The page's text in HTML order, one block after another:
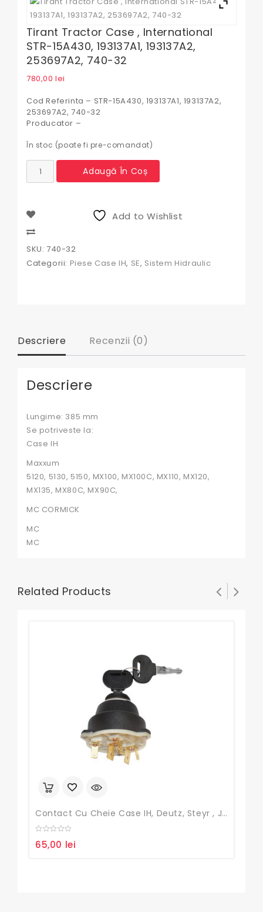
Tirant Tractor Case , International
STR-15A430, 193137A1, 193137A2,
253697A2, 740-32
780,00lei
Cod Referinta – STR-15A430, 193137A1, 193137A2,
253697A2, 740-32
Producator –
În stoc (poate fi pre-comandat)
Cantitate
Tirant
,
International
STR-
193137A1,
193137A2,
Adaugă În Coș
Add to Wishlist
SKU: 740-32
Categorii: Piese Case IH, SE, Sistem Hidraulic
Descriere Recenzii (0)
Descriere
Lungime: 385 mm
Se potriveste la:
Case IH
Maxxum
5120, 5130, 5150, MX100, MX100C, MX110, MX120,
MX135, MX80C, MX90C,
MC CORMICK
MC
MC
Related Products
Contact Cu Cheie Case IH, Deutz, Steyr , John Deere
out
65,00 lei